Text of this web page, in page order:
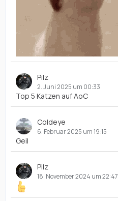
Pilz
2. Juni 2025 um 00:33
Top 5 Katzen auf AoC
Coldeye
6. Februar 2025 um 19:15
Geil
Pilz
18. November 2024 um 22:47